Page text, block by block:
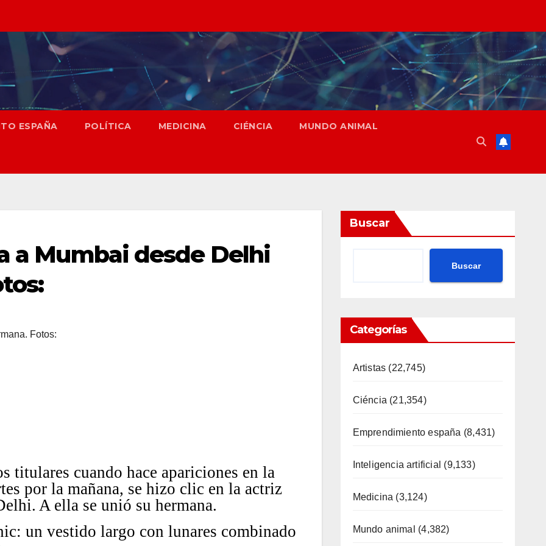
ESPAÑA POLÍTICA MEDICINA CIÉNCIA MUNDO ANIMAL
a Mumbai desde Delhi
titulares cuando hace apariciones en la
por la mañana, se hizo clic en la actriz
A ella se unió su hermana.
un vestido largo con lunares combinado
Buscar
Buscar
Categorías
Artistas (22,745)
Ciéncia (21,354)
Emprendimiento españa (8,431)
Inteligencia artificial (9,133)
Medicina (3,124)
Mundo animal (4,382)